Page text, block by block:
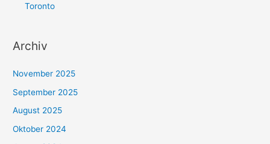
Toronto
Archiv
November 2025
September 2025
August 2025
Oktober 2024